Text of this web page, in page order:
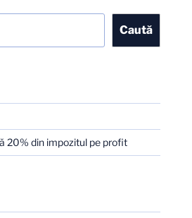
Caută
20% din impozitul pe profit